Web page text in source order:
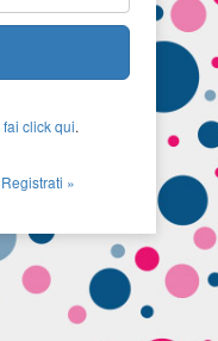
fai click qui.
Registrati »